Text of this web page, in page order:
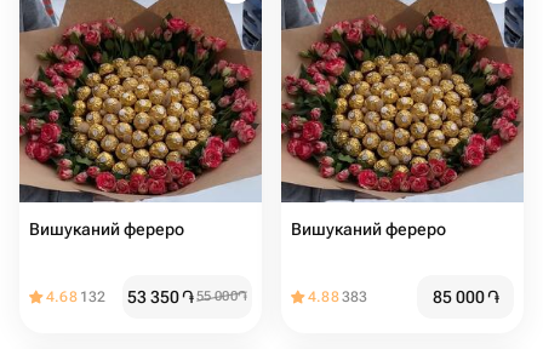
Вишуканий фереро
4.68 132 53 350֏55 000֏
Вишуканий фереро
4.88383 85 000֏